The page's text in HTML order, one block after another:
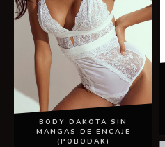
BODY DAKOTA SIN
MANGAS DE ENCAJE
(POBODAK)